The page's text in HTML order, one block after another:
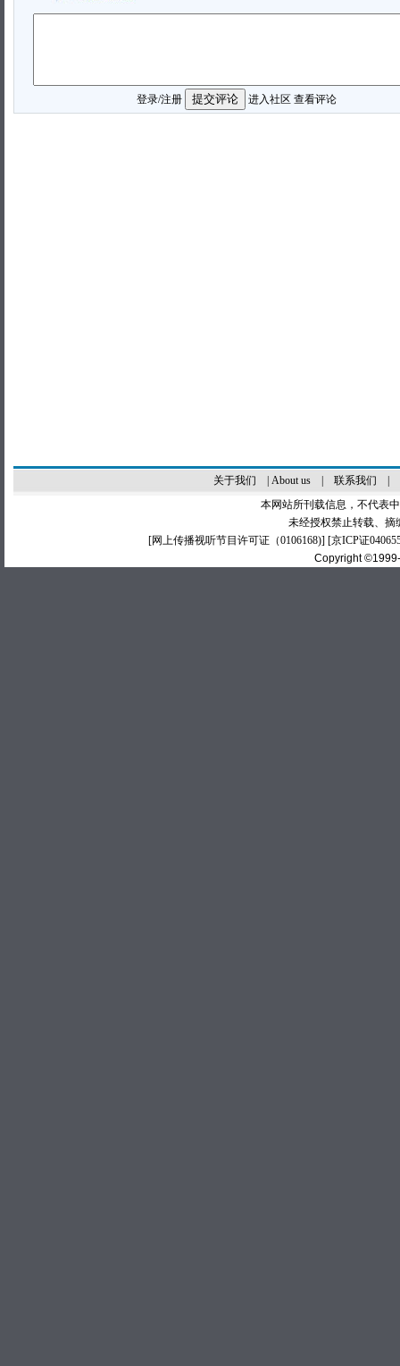
登录/注册 进入社区 查看评论
关于我们 About us| 联系我们
本网站所刊载信息，不代表
未经授权禁止转载、摘
[网上传播视听节目许可证（0106168)] [京ICP证
Copyright